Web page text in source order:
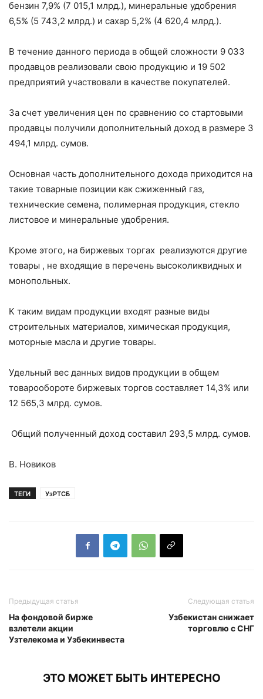
бензин 7,9% (7 015,1 млрд.), минеральные удобрения
6,5% (5 743,2 млрд.) и сахар 5,2% (4 620,4 млрд.).
В течение данного периода в общей сложности 9 033
продавцов реализовали свою продукцию и 19 502
предприятий участвовали в качестве покупателей.
За счет увеличения цен по сравнению со стартовыми
продавцы получили дополнительный доход в размере 3
494,1 млрд. сумов.
Основная часть дополнительного дохода приходится на
такие товарные позиции как сжиженный газ,
технические семена, полимерная продукция, стекло
листовое и минеральные удобрения.
Кроме этого, на биржевых торгах реализуются другие
товары , не входящие в перечень высоколиквидных и
монопольных.
К таким видам продукции входят разные виды
строительных материалов, химическая продукция,
моторные масла и другие товары.
Удельный вес данных видов продукции в общем
товарообороте биржевых торгов составляет 14,3% или
12 565,3 млрд. сумов.
Общий полученный доход составил 293,5 млрд. сумов.
В. Новиков
ТЕГИ УзРТСБ
Предыдущая статья
На фондовой бирже
взлетели акции
Узтелекома и Узбекинвеста
Следующая статья
Узбекистан снижает
торговлю с СНГ
ЭТО МОЖЕТ БЫТЬ ИНТЕРЕСНО